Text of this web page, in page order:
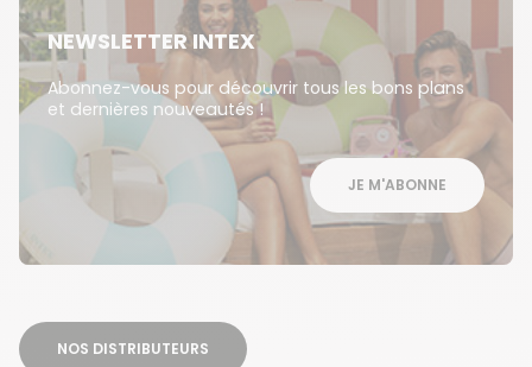
NEWSLETTER INTEX
Abonnez-vous pour découvrir tous les bons plans
et dernières nouveautés !
JE M'ABONNE
NOS DISTRIBUTEURS